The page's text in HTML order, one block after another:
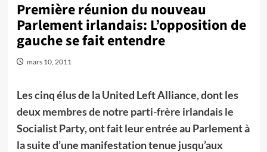
Première réunion du nouveau
Parlement irlandais: L’opposition de
gauche se fait entendre
mars 10, 2011
Les cinq élus de la United Left Alliance, dont les
deux membres de notre parti-frère irlandais le
Socialist Party, ont fait leur entrée au Parlement à
la suite d’une manifestation tenue jusqu’aux